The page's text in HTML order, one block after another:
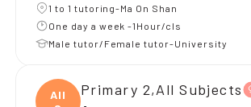
1 to 1 tutoring-Ma On Shan
One day a week -1Hour/cls
Male tutor/Female tutor-University
All
Primary 2,All Subjects